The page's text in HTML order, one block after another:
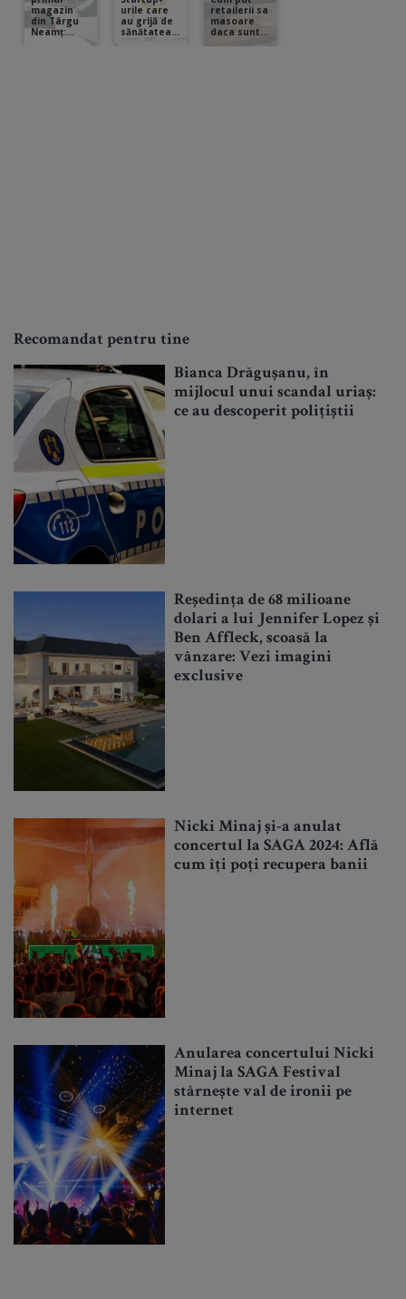
Recomandat pentru tine
Bianca Drăgușanu, în
mijlocul unui scandal uriaș:
ce au descoperit polițiștii
Reședința de 68 milioane
dolari a lui Jennifer Lopez și
Ben Affleck, scoasă la
vânzare: Vezi imagini
exclusive
Nicki Minaj și-a anulat
concertul la SAGA 2024: Află
cum îți poți recupera banii
Anularea concertului Nicki
Minaj la SAGA Festival
stârnește val de ironii pe
internet